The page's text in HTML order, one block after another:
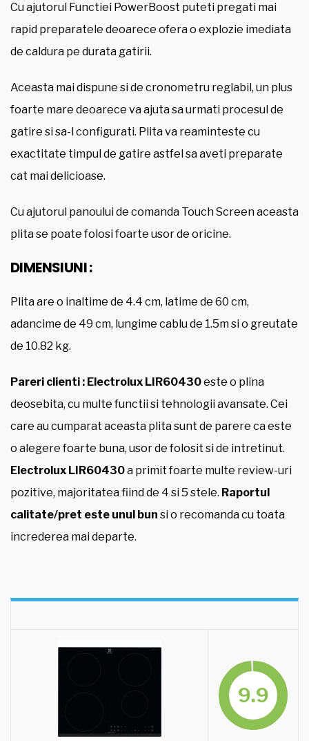
Cu ajutorul Functiei PowerBoost puteti pregati mai
rapid preparatele deoarece ofera o explozie imediata
de caldura pe durata gatirii.
Aceasta mai dispune si de cronometru reglabil, un plus
foarte mare deoarece va ajuta sa urmati procesul de
gatire si sa-l configurati. Plita va reaminteste cu
exactitate timpul de gatire astfel sa aveti preparate
cat mai delicioase.
Cu ajutorul panoului de comanda Touch Screen aceasta
plita se poate folosi foarte usor de oricine.
DIMENSIUNI :
Plita are o inaltime de 4.4 cm, latime de 60 cm,
adancime de 49 cm, lungime cablu de 1.5m si o greutate
de 10.82 kg.
Pareri clienti : Electrolux LIR60430este o plina
deosebita, cu multe functii si tehnologii avansate. Cei
care au cumparat aceasta plita sunt de parere ca este
o alegere foarte buna, usor de folosit si de intretinut.
Electrolux LIR60430a primit foarte multe review-uri
pozitive, majoritatea fiind de 4 si 5 stele. Raportul
calitate/pret este unul bun si o recomanda cu toata
increderea mai departe.
9.9